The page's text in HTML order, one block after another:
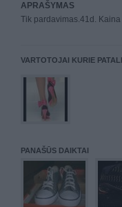
APRAŠYMAS
Tik pardavimas.41d. Kaina
VARTOTOJAI KURIE
PANAŠŪS DAIKTAI